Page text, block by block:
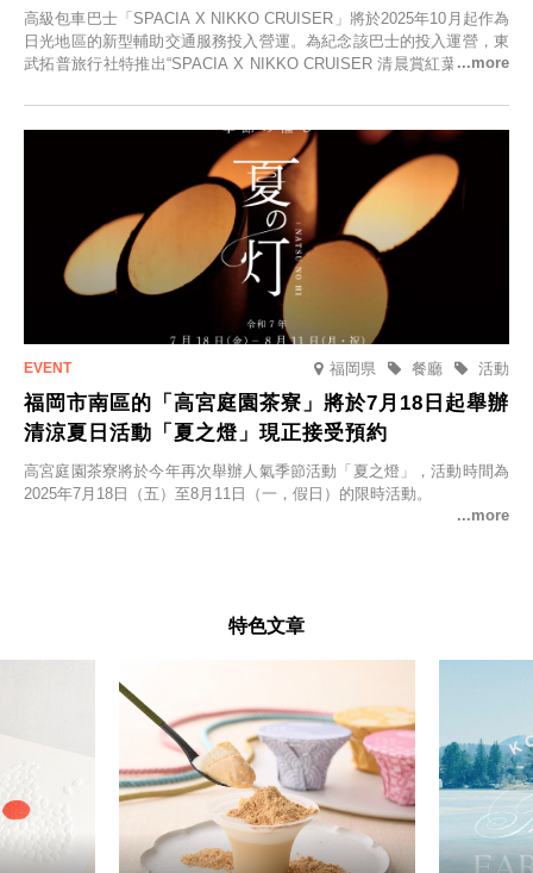
高級包車巴士「SPACIA X NIKKO CRUISER」將於2025年10月起作為
日光地區的新型輔助交通服務投入營運。為紀念該巴士的投入運營，東
武拓普旅行社特推出“SPACIA X NIKKO CRUISER 清晨賞紅葉之旅”，
福岡県 活動
餐廳
福岡市南區的「高宮庭園茶寮」將於7月18日起舉辦
清涼夏日活動「夏之燈」現正接受預約
高宮庭園茶寮將於今年再次舉辦人氣季節活動「夏之燈」，活動時間為
2025年7月18日（五）至8月11日（一，假日）的限時活動。
特色文章